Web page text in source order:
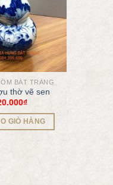
BÁT TRÀNG
thờ vẽ sen
₫
GIỎ HÀNG